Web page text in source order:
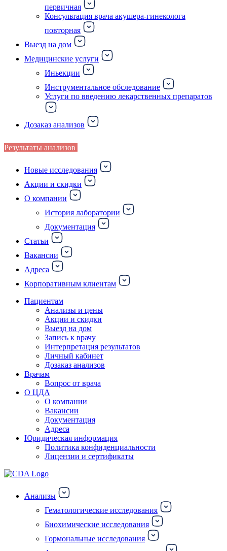
первичная
Консультация врача акушера-гинеколога
повторная
Выезд на дом
Медицинские услуги
Иньекции
Инструментальное обследование
Услуги по введению лекарственных препаратов
Дозаказ анализов
Результаты анализов
Новые исследования
Акции и скидки
О компании
История лаборатории
Документация
Статьи
Вакансии
Адреса
Корпоративным клиентам
Пациентам
Анализы и цены
Акции и скидки
Выезд на дом
Запись к врачу
Интерпретация результатов
Личный кабинет
Дозаказ анализов
Врачам
Вопрос от врача
О ЦДА
О компании
Вакансии
Документация
Адреса
Юридическая информация
Политика конфиденциальности
Лицензии и сертификаты
Анализы
Гематологические исследования
Биохимические исследования
Гормональные исследования